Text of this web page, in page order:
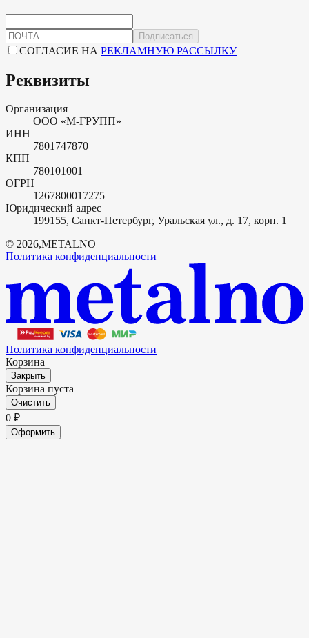
Подписаться
СОГЛАСИЕ НА РЕКЛАМНУЮ РАССЫЛКУ
Реквизиты
Организация
ООО «М-ГРУПП»
ИНН
7801747870
КПП
780101001
ОГРН
1267800017275
Юридический адрес
199155, Санкт-Петербург, Уральская ул., д. 17, корп. 1
© 2026,METALNO
Политика конфиденциальности
Политика конфиденциальности
Корзина
Закрыть
Корзина пуста
Очистить
0 ₽
Оформить